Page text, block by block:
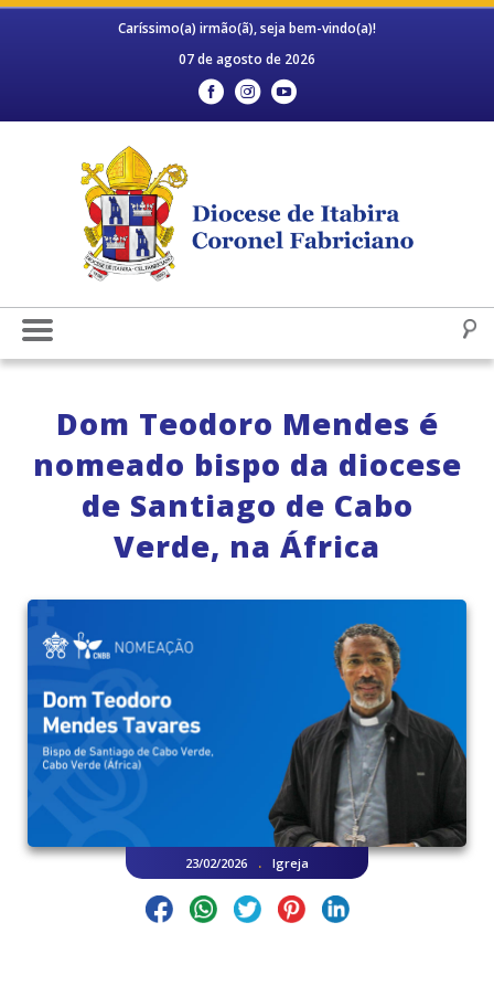
Caríssimo(a) irmão(ã), seja bem-vindo(a)!
07 de agosto de 2026
Dom Teodoro Mendes é
nomeado bispo da diocese
de Santiago de Cabo
Verde, na África
23/02/2026 . Igreja